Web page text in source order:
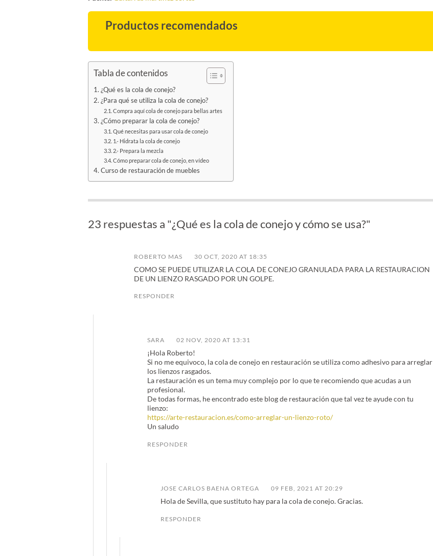
Productos recomendados
Tabla de contenidos
¿Qué es la cola de conejo?
¿Para qué se utiliza la cola de conejo?
Compra aquí cola de conejo para bellas artes
¿Cómo preparar la cola de conejo?
Qué necesitas para usar cola de conejo
1.- Hidrata la cola de conejo
2.- Prepara la mezcla
Cómo preparar cola de conejo, en vídeo
Curso de restauración de muebles
23 respuestas a "¿Qué es la cola de conejo y cómo se usa?"
ROBERTO MAS 30 OCT, 2020 AT 18:35
COMO SE PUEDE UTILIZAR LA COLA DE CONEJO GRANULADA PARA LA RESTAURACION
DE UN LIENZO RASGADO POR UN GOLPE.
RESPONDER
SARA 02 NOV, 2020 AT 13:31
¡Hola Roberto!
Si no me equivoco, la cola de conejo en restauración se utiliza como adhesivo para arreglar
los lienzos rasgados.
La restauración es un tema muy complejo por lo que te recomiendo que acudas a un
profesional.
De todas formas, he encontrado este blog de restauración que tal vez te ayude con tu
lienzo:
https://arte-restauracion.es/como-arreglar-un-lienzo-roto/
Un saludo
RESPONDER
JOSE CARLOS BAENA ORTEGA 09 FEB, 2021 AT 20:29
Hola de Sevilla, que sustituto hay para la cola de conejo. Gracias.
RESPONDER